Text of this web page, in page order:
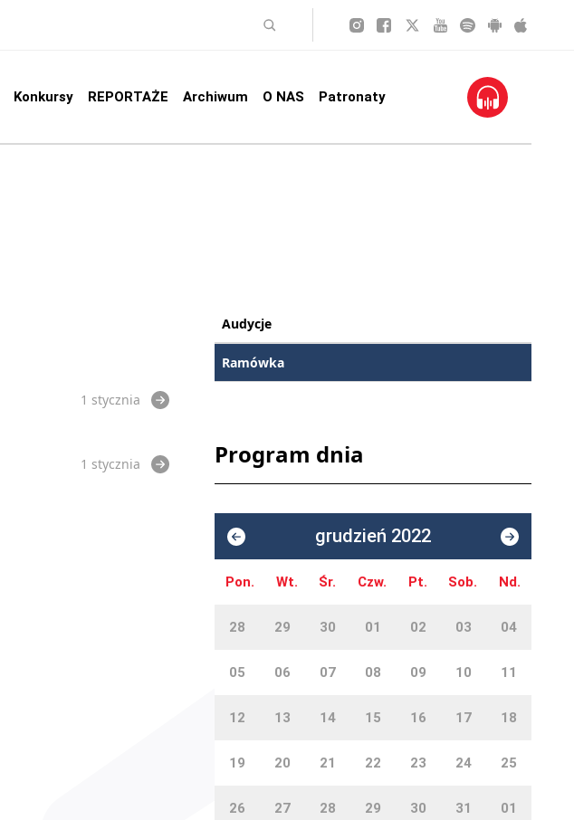
Konkursy REPORTAŻE Archiwum O NAS Patronaty
1 stycznia
1 stycznia
Audycje
Ramówka
Program dnia
grudzień 2022
Pon. Wt. Śr. Czw. Pt. Sob. Nd.
28 29 30 01 02 03 04
05 06 07 08 09 10 11
12 13 14 15 16 17 18
19 20 21 22 23 24 25
26 27 28 29 30 31 01